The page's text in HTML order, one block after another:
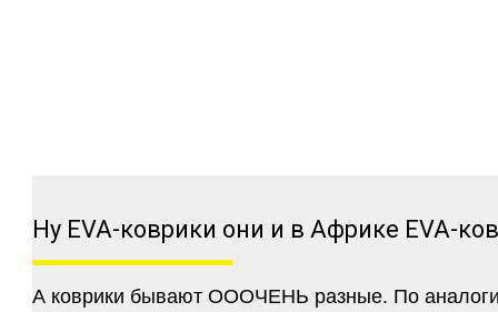
Ну EVA-коврики они и в Африке EVA-
А коврики бывают ОООЧЕНЬ разные. По